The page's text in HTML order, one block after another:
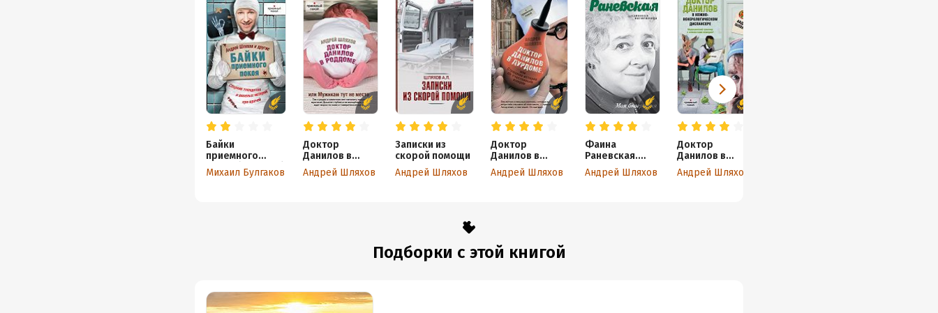
Байки
приемного
покоя (сборник)
Михаил Булгаков
Доктор
Данилов в
роддоме, или
Мужикам тут не
Андрей Шляхов
Записки из
скорой помощи
Андрей Шляхов
Доктор
Данилов в
дурдоме, или
Страшная
Андрей Шляхов
Фаина
Раневская.
Одинокая
насмешница
Андрей Шляхов
Доктор
Данилов в
кожно-
венерологичес
Андрей Шляхов
Подборки с этой книгой